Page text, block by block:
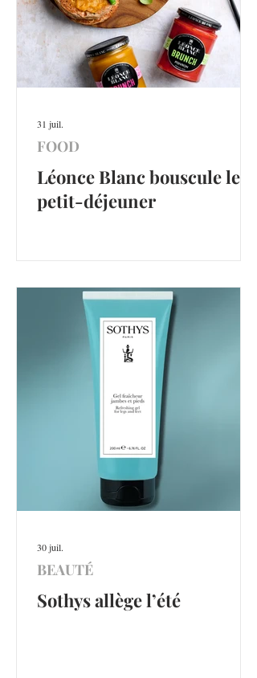
Léonce Blanc bouscule le
petit-déjeuner
FOOD
31 juil.
Sothys allège l’été
BEAUTÉ
30 juil.